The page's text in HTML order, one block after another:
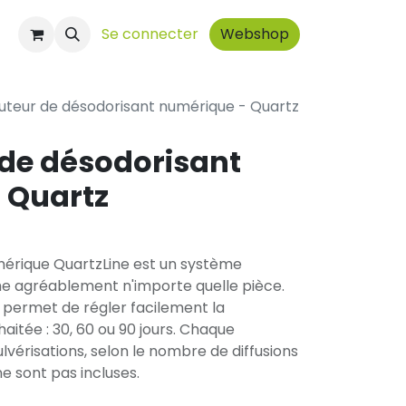
Se connecter Webshop
de désodorisant numérique - Quartz
désodorisant
QuartzLine est un système
agréablement n'importe quelle pièce.
permet de régler facilement la
: 30, 60 ou 90 jours. Chaque
selon le nombre de diffusions
sont pas incluses.